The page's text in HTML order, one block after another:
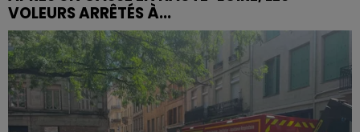
VOLEURS ARRÊTÉS À...